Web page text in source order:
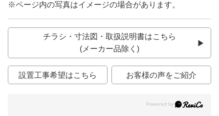
※ページ内の写真はイメージの場合があります。
チラシ・寸法図・取扱説明書はこちら
(メーカー品除く)
設置工事希望はこちら お客様の声をご紹介